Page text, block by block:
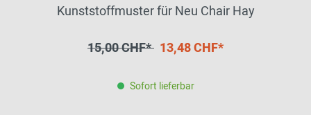
Kunststoffmuster für Neu Chair Hay
15,00 CHF* 13,48 CHF*
Sofort lieferbar